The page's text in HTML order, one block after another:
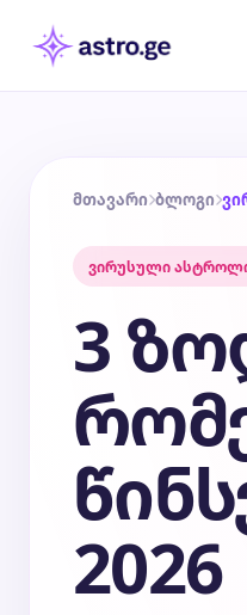
მთავარი ბლოგი
ვირუსული
3
2026